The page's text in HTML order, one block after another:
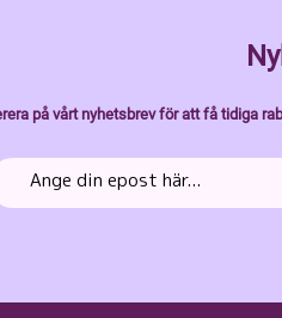
på vårt nyhetsbrev för att få tidiga